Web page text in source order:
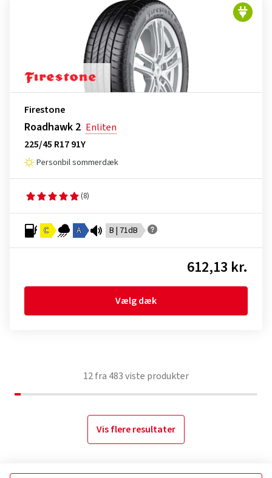
Firestone
Roadhawk 2 Enliten
225/45 R17 91Y
Personbil sommerdæk
(8)
C A B | 71dB
612,13 kr.
Vælg dæk
12fra 483viste produkter
Vis flere resultater